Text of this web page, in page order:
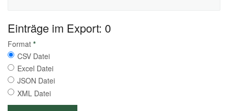
Einträge im Export: 0
Format *
CSV Datei
Excel Datei
JSON Datei
XML Datei